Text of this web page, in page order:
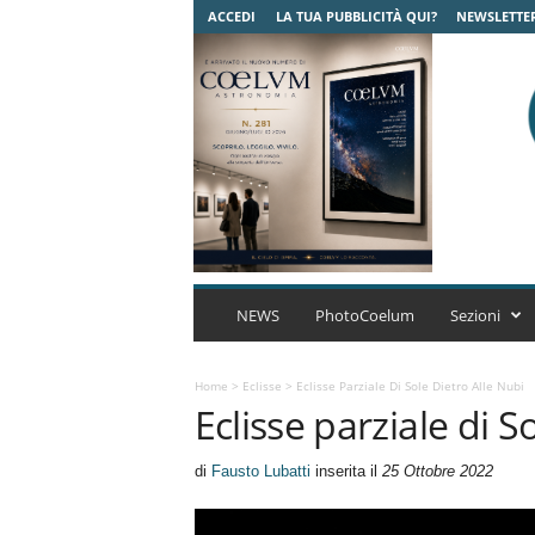
ACCEDI LA TUA PUBBLICITÀ QUI?
C
u
A
r
NEWS PhotoCoelum Sezioni
Home > Eclisse > Eclisse Parziale Di Sole Dietro Alle Nubi
Eclisse parziale di
di Fausto Lubatti inserita il 25 Ottobre 2022